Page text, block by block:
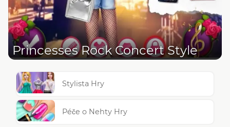
Princesses Rock Concert Style
Stylista Hry
Péče o Nehty Hry